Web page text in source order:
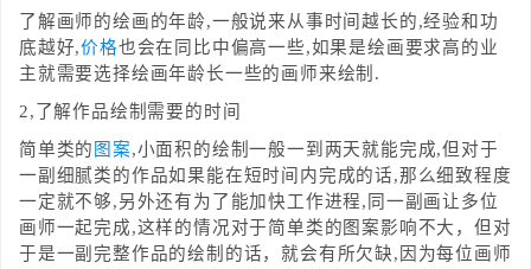
了解画师的绘画的年龄,一般说来从事时间越长的,经验和功
底越好,价格也会在同比中偏高一些,如果是绘画要求高的业
主就需要选择绘画年龄长一些的画师来绘制.
2,了解作品绘制需要的时间
简单类的 图案,小面积的绘制一般一到两天就能完成,但对于
一副细腻类的作品如果能在短时间内完成的话,那么细致程度
一定就不够,另外还有为了能加快工作进程,同一副画让多位
画师一起完成,这样的情况对于简单类的图案影响不大，但对
于是一副完整作品的绘制的话，就会有所欠缺,因为每位画师